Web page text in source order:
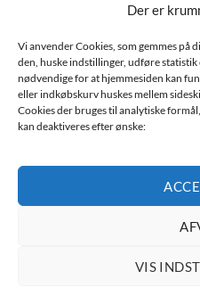
Der er
Vi anvender Cookies, som gemmes på
den, huske indstillinger, udføre
nødvendige for at hjemmesiden kan
eller indkøbskurv huskes mellem
Cookies der bruges til analytiske
kan deaktiveres efter ønske:
VIS
Jeg ønsker at modtage
Copyright